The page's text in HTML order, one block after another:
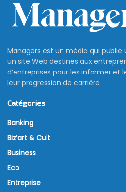
Managers est un média qui
un site Web destinés aux
d’entreprises pour les informer et
leur progression de carrière
Catégories
Banking
Biz’art & Cult
Business
Eco
Entreprise